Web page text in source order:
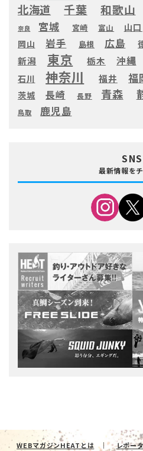
北海道 千葉 和歌山
奈良 宮城 宮崎 富山 山口
岡山
岩手 島根 広島
新潟 東京 栃木 沖縄
石川
神奈川 福井 福
茨城 長崎 長野 青森
鳥取 鹿児島
SNS
最新情報を
WEBマガジンHEATとは レポー